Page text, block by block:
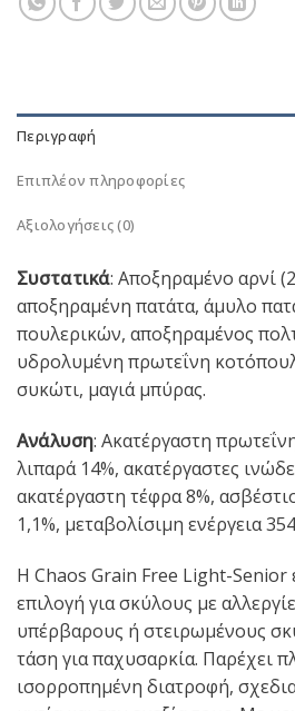
Περιγραφή
Επιπλέον πληροφορίες
Αξιολογήσεις (0)
Συστατικά: Αποξηραμένο αρνί
αποξηραμένη πατάτα, άμυλο
πουλερικών, αποξηραμένος
υδρολυμένη πρωτεΐνη
συκώτι, μαγιά μπύρας.
Ανάλυση: Ακατέργαστη
λιπαρά 14%, ακατέργαστες
ακατέργαστη τέφρα 8%,
1,1%, μεταβολίσιμη ενέργεια
Η Chaos Grain Free Light-Senior
επιλογή για σκύλους με
υπέρβαρους ή στειρωμένους
τάση για παχυσαρκία. Παρέχει
ισορροπημένη διατροφή,